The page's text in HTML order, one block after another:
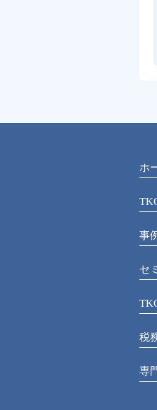
ホ
事
セ
税
専